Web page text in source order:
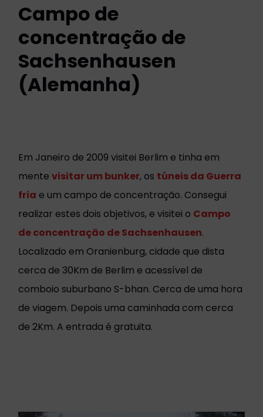
Campo de
concentração de
Sachsenhausen
(Alemanha)
Em Janeiro de 2009 visitei Berlim e tinha em
mente visitar um bunker, os túneis da Guerra
fria e um campo de concentração. Consegui
realizar estes dois objetivos, e visitei o Campo
de concentração de Sachsenhausen.
Localizado em Oranienburg, cidade que dista
cerca de 30Km de Berlim e acessível de
comboio suburbano S-bhan. Cerca de uma hora
de viagem. Depois uma caminhada com cerca
de 2Km. A entrada é gratuita.